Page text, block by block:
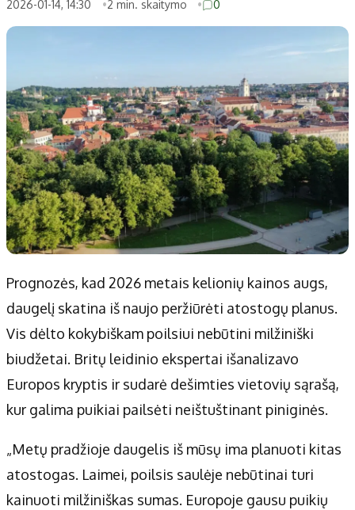
Dirbtinis intelektas
Gineso rekordai
Dienos naujienos
Ekonomikos naujienos
Didžiosios savivaldybės
Vilniaus miesto
Kauno miesto
Klaipėdos miesto
Panevėžio miesto
Šiaulių miesto
Alytaus miesto
Marijampolės
Kitos savivaldybės
Druskininkų
Utenos rajono
Jonavos rajono
Vilkaviškio rajono
Tauragės rajono
Palangos miesto
Prienų rajono
Redakcija
Apie mus
Autoriai
Kontaktai
Privatumo politika
Receptai
2026-01-14, 14:30
2 min. skaitymo 0
Prognozės, kad 2026 metais kelionių kainos augs,
daugelį skatina iš naujo peržiūrėti atostogų planus.
Vis dėlto kokybiškam poilsiui nebūtini milžiniški
biudžetai. Britų leidinio ekspertai išanalizavo
Europos kryptis ir sudarė dešimties vietovių sąrašą,
kur galima puikiai pailsėti neištuštinant piniginės.
„Metų pradžioje daugelis iš mūsų ima planuoti kitas
atostogas. Laimei, poilsis saulėje nebūtinai turi
kainuoti milžiniškas sumas. Europoje gausu puikių